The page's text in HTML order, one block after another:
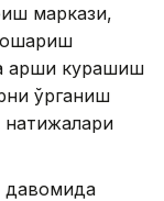
маркази,
қарши курашиш
ўрганиш
натижалари
давомида